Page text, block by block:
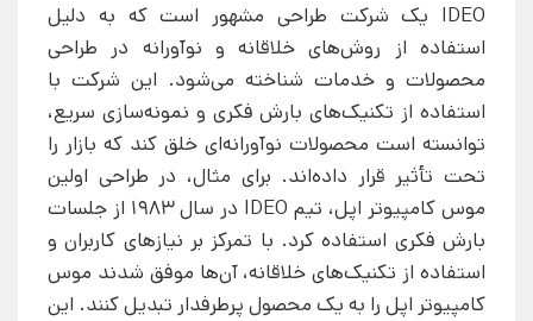
IDEO یک شرکت طراحی مشهور است که به دلیل
استفاده از روش‌های خلاقانه و نوآورانه در طراحی
محصولات و خدمات شناخته می‌شود. این شرکت با
استفاده از تکنیک‌های بارش فکری و نمونه‌سازی سریع،
توانسته است محصولات نوآورانه‌ای خلق کند که بازار را
تحت تأثیر قرار داده‌اند. برای مثال، در طراحی اولین
موس کامپیوتر اپل، تیم IDEO در سال 1983 از جلسات
بارش فکری استفاده کرد. با تمرکز بر نیازهای کاربران و
استفاده از تکنیک‌های خلاقانه، آن‌ها موفق شدند موس
کامپیوتر اپل را به یک محصول پرطرفدار تبدیل کنند. این